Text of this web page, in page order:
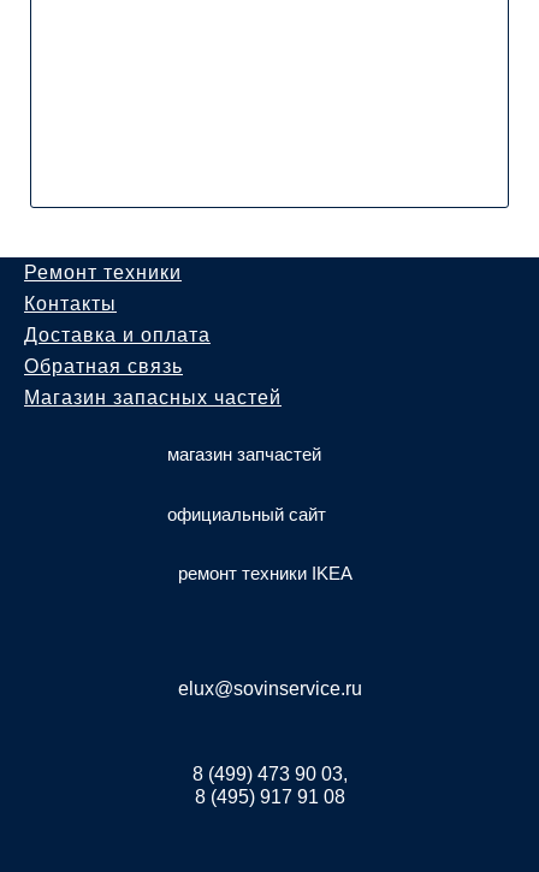
Ремонт техники
Контакты
Доставка и оплата
Обратная связь
Магазин запасных частей
магазин запчастей
официальный сайт
ремонт техники IKEA
elux@sovinservice.ru
8 (499) 473 90 03,
8 (495) 917 91 08